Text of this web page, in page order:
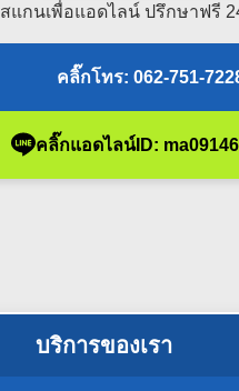
สแกนเพื่อแอดไลน์ ปรึกษาฟรี
คลิ๊กโทร: 062-751-
คลิ๊กแอดไลน์ID:
บริการของเรา